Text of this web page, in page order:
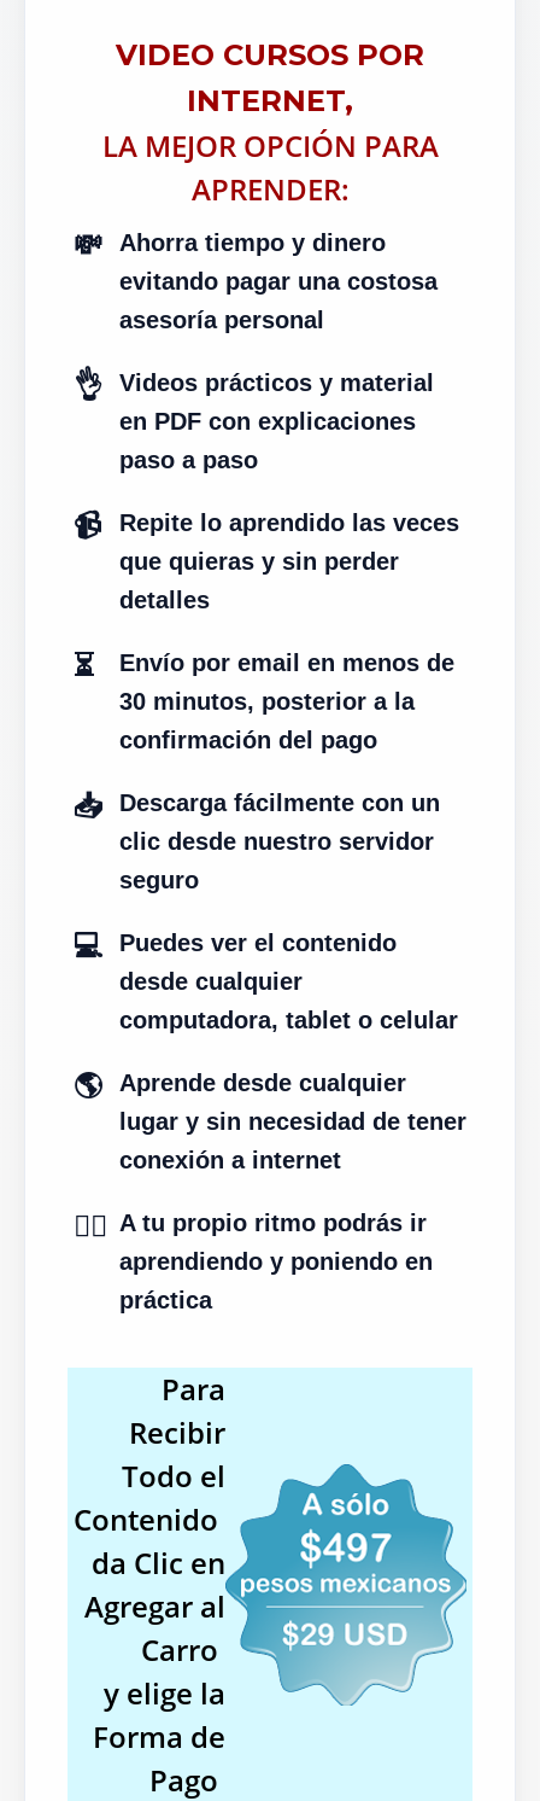
VIDEO CURSOS POR
INTERNET,
LA MEJOR OPCIÓN PARA
APRENDER:
💸
Ahorra tiempo y dinero
evitando pagar una costosa
asesoría personal
👌
Videos prácticos y material
en PDF con explicaciones
paso a paso
📹
Repite lo aprendido las veces
que quieras y sin perder
detalles
⏳
Envío por email en menos de
30 minutos, posterior a la
confirmación del pago
📥
Descarga fácilmente con un
clic desde nuestro servidor
seguro
💻
Puedes ver el contenido
desde cualquier
computadora, tablet o celular
🌎
Aprende desde cualquier
lugar y sin necesidad de tener
conexión a internet
✍🏻 A tu propio ritmo podrás ir
aprendiendo y poniendo en
práctica
Para
Recibir
Todo el
Contenido
da Clic en
Agregar al
Carro
y elige la
Forma de
Pago